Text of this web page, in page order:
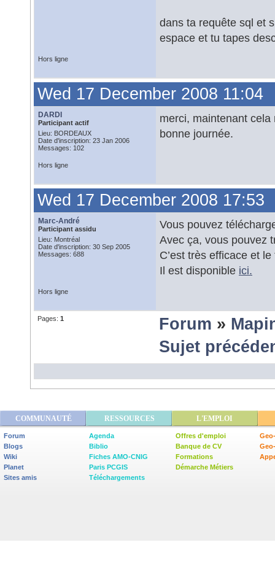
dans ta requête sql et
espace et tu tapes
Hors ligne
Wed 17 December 2008 11:04
DARDI
Participant actif
Lieu: BORDEAUX
Date d'inscription: 23 Jan 2006
Messages: 102
merci, maintenant cela
bonne journée.
Hors ligne
Wed 17 December 2008 17:53
Marc-André
Participant assidu
Lieu: Montréal
Date d'inscription: 30 Sep 2005
Messages: 688
Vous pouvez
Avec ça, vous pouvez
C’est très efficace et
Il est disponible ici.
Hors ligne
Pages: 1 Forum »
Sujet
COMMUNAUTÉ RESSOURCES L'EMPLOI
Forum
Blogs
Wiki
Planet
Sites amis
Agenda
Biblio
Fiches AMO-CNIG
Paris PCGIS
Téléchargements
Offres d'emploi
Banque de CV
Formations
Démarche Métiers